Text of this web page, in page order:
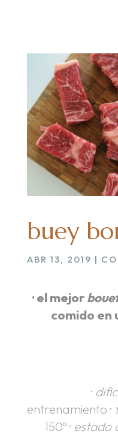
buey
ABR 13, 2019 |
· el mejor
comido en
·
entrenamiento ·
150º · estado